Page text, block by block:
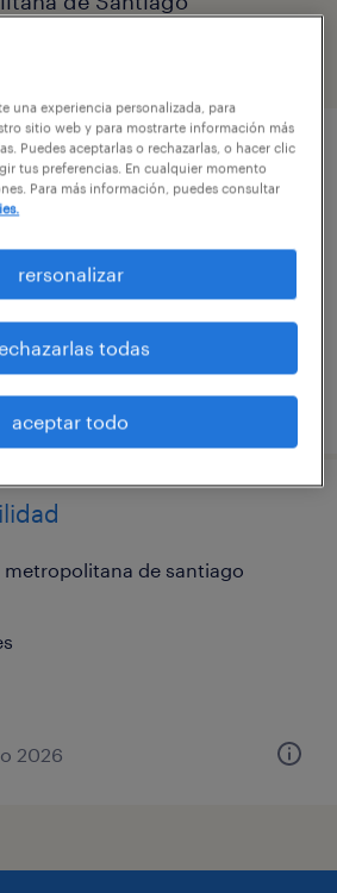
noviciado
de santiago
por mes
2026
de santiago
2026
una experiencia personalizada, para
sitio web y para mostrarte información más
Puedes aceptarlas o rechazarlas, o hacer clic
tus preferencias. En cualquier momento
Para más información, puedes consultar
rersonalizar
todas
aceptar todo